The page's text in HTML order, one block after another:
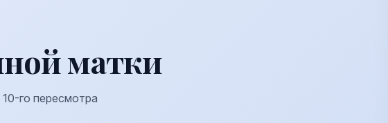
матки
го пересмотра